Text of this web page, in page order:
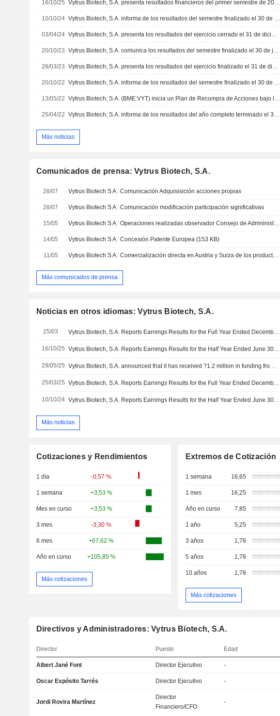
16/10/25 Vytrus Biotech, S.A. presenta resultados financieros del primer semestre de 2025
10/10/24 Vytrus Biotech, S.A. informa de los resultados del semestre finalizado el 30 de junio de 2024
03/04/24 Vytrus Biotech, S.A. presenta los resultados del ejercicio cerrado el 31 de diciembre de 2023
20/10/23 Vytrus Biotech, S.A. comunica los resultados del semestre finalizado el 30 de junio de 2023
28/03/23 Vytrus Biotech, S.A. presenta los resultados del ejercicio finalizado el 31 de diciembre de 2022
20/10/22 Vytrus Biotech, S.A. informa de los resultados del semestre finalizado el 30 de junio de 2022
13/05/22 Vytrus Biotech, S.A. (BME:VYT) inicia un Plan de Recompra de Acciones bajo la autorización aprobada el 30 de junio de 2021.
25/04/22 Vytrus Biotech, S.A. informa de los resultados del año completo terminado el 31 de diciembre de 2021
Más noticias
Comunicados de prensa: Vytrus Biotech, S.A.
28/07 Vytrus Biotech S A : Comunicación Adquisisición acciones propias
28/07 Vytrus Biotech S A : Comunicación modificación participación significativas
15/05
14/05 Vytrus Biotech S A : Concesión Patente Europea (153 KB)
11/05
Más comunicados de prensa
Noticias en otros idiomas: Vytrus Biotech, S.A.
25/03
16/10/25
29/05/25
25/03/25
10/10/24
Más noticias
Cotizaciones y Rendimientos
1 día -0,57 %
1 semana +3,53 %
Mes en curso +3,53 %
3 mes -3,30 %
6 mes +67,62 %
Año en curso +105,85 %
Más cotizaciones
Extremos de Cotización
1 semana 16,65
1 mes 16,25
Año en curso 7,85
1 año 5,25
3 años 1,78
5 años 1,78
10 años 1,78
Más cotizaciones
Directivos y Administradores: Vytrus Biotech, S.A.
Director Puesto Edad
Albert Jané Font Director Ejecutivo -
Oscar Expósito Tarrés Director Ejecutivo -
Jordi Rovira Martínez
Director
Financiero/CFO
-